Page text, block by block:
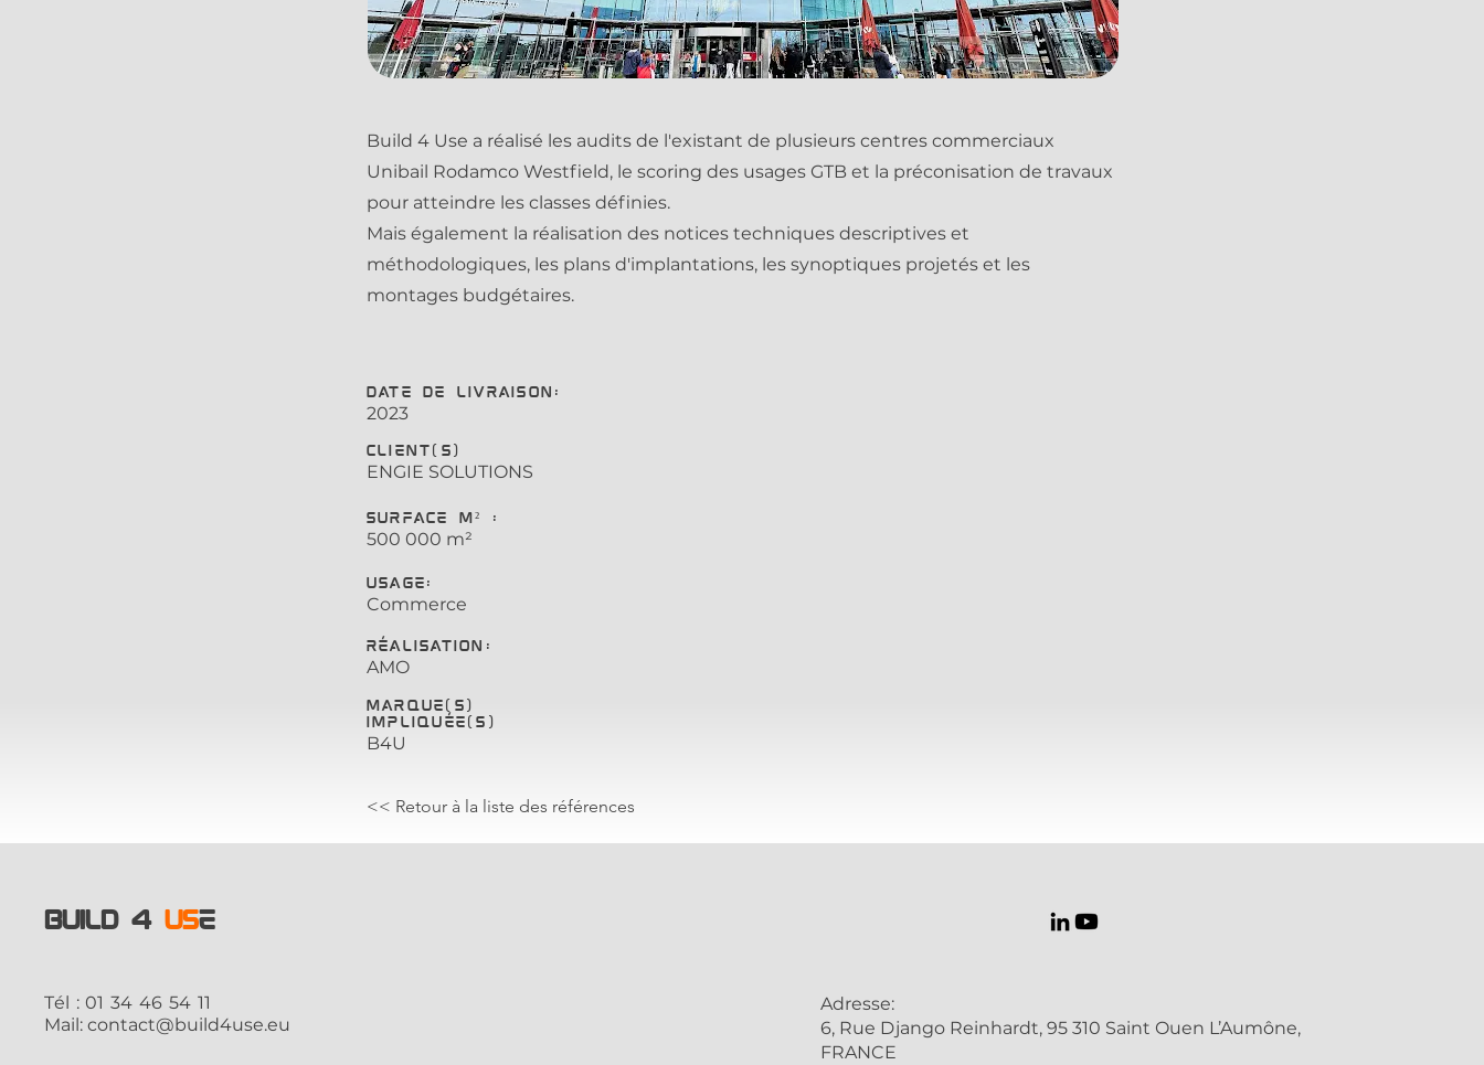
Build 4 Use a réalisé les audits de l'existant de plusieurs centres commerciaux
Unibail Rodamco Westfield, le scoring des usages GTB et la préconisation de travaux
pour atteindre les classes définies.
Mais également la réalisation des notices techniques descriptives et
méthodologiques, les plans d'implantations, les synoptiques projetés et les
montages budgétaires.
Date de livraison:
2023
Client(s)
ENGIE SOLUTIONS
Surface m² :
500 000 m²
usage:
Commerce
Réalisation:
AMO
Marque(s)
impliquée(s)
B4U
<< Retour à la liste des références
BUILD 4 USE
Tél : 01 34 46 54 11
Mail: contact@build4use.eu
Adresse:
6, Rue Django Reinhardt, 95 310 Saint Ouen L’Aumône,
FRANCE